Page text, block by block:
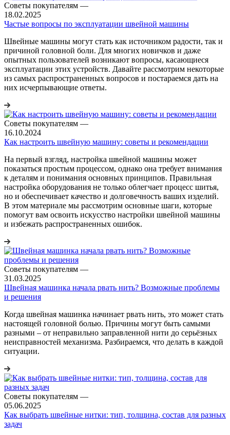
Советы покупателям —
18.02.2025
Частые вопросы по эксплуатации швейной машины
Швейные машины могут стать как источником радости, так и
причиной головной боли. Для многих новичков и даже
опытных пользователей возникают вопросы, касающиеся
эксплуатации этих устройств. Давайте рассмотрим некоторые
из самых распространенных вопросов и постараемся дать на
них исчерпывающие ответы.
Советы покупателям —
16.10.2024
Как настроить швейную машину: советы и рекомендации
На первый взгляд, настройка швейной машины может
показаться простым процессом, однако она требует внимания
к деталям и понимания основных принципов. Правильная
настройка оборудования не только облегчает процесс шитья,
но и обеспечивает качество и долговечность ваших изделий.
В этом материале мы рассмотрим основные шаги, которые
помогут вам освоить искусство настройки швейной машины
и избежать распространенных ошибок.
Советы покупателям —
31.03.2025
Швейная машинка начала рвать нить? Возможные проблемы
и решения
Когда швейная машинка начинает рвать нить, это может стать
настоящей головной болью. Причины могут быть самыми
разными – от неправильно заправленной нити до серьёзных
неисправностей механизма. Разбираемся, что делать в каждой
ситуации.
Советы покупателям —
05.06.2025
Как выбрать швейные нитки: тип, толщина, состав для разных
задач